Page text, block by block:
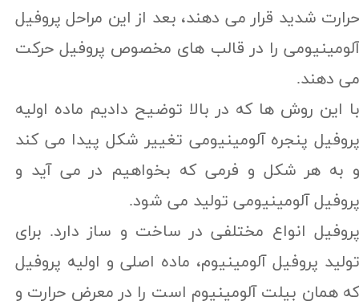
حرارت شديد قرار می دهند، بعد از این مراحل پروفیل
آلومینیومی را در قالب های مخصوص پروفیل حرکت
می دهند.
با این روش ها که در بالا توضیح دادیم ماده اولیه
پروفیل پنجره آلومینیومی تغییر شکل پیدا می کند
و به هر شکل و فرمی که بخواهیم در می آید و
پروفیل آلومینیومی تولید می شود.
پروفیل انواع مختلفی در ساخت و ساز دارد. برای
تولید پروفیل آلومینیوم، ماده اصلی و اولیه پروفیل
که همان بیلت آلومینیوم است را در معرض حرارت و